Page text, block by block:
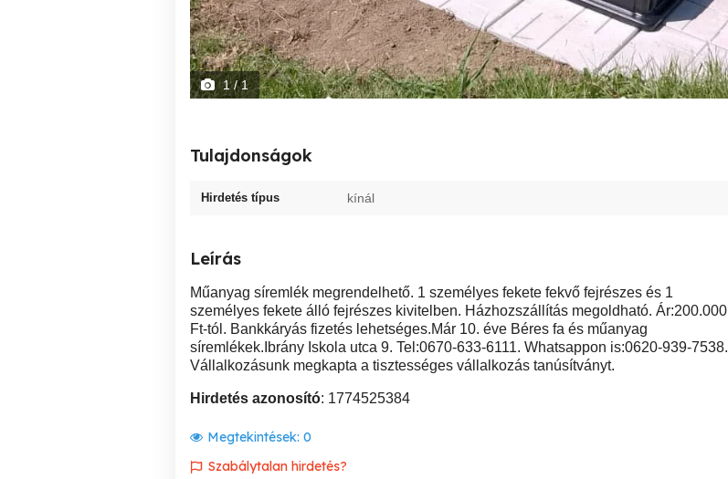
1/ 1
Tulajdonságok
Hirdetés típus kínál
Leírás
Műanyag síremlék megrendelhető. 1 személyes fekete fekvő fejrészes és 1
személyes fekete álló fejrészes kivitelben. Házhozszállítás megoldható. Ár:200.000
Ft-tól. Bankkáryás fizetés lehetséges.Már 10. éve Béres fa és műanyag
síremlékek.Ibrány Iskola utca 9. Tel:0670-633-6111. Whatsappon is:0620-939-7538.
Vállalkozásunk megkapta a tisztességes vállalkozás tanúsítványt.
Hirdetés azonosító: 1774525384
Megtekintések: 0
Szabálytalan hirdetés?